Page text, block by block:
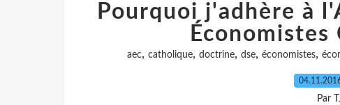
Pourquoi j'adhère à
Économistes
aec, catholique, doctrine, dse, économistes,
Par